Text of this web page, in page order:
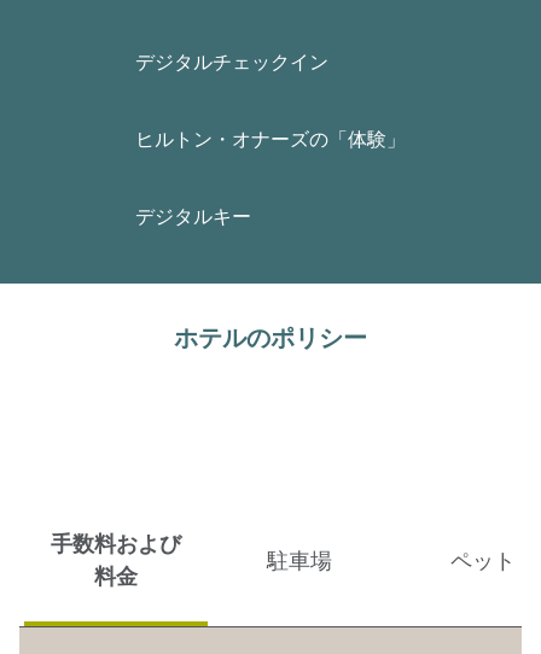
デジタルチェックイン
ヒルトン・オナーズの「体験」
デジタルキー
ホテルのポリシー
手数料および
料金
駐車場 ペット